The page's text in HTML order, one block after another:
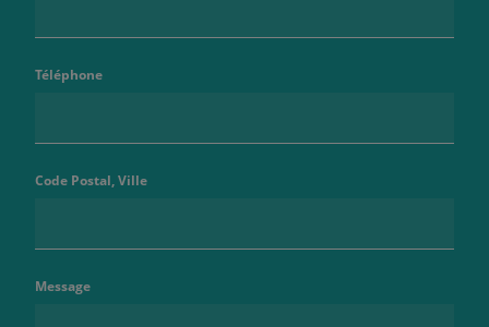
Téléphone
Code Postal, Ville
Message